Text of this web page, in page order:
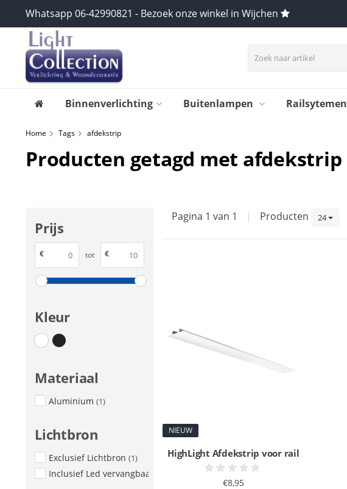
Whatsapp 06-42990821 - Bezoek onze winkel in Wijchen
Binnenverlichting Buitenlampen Railsytemen
Home Tags afdekstrip
Producten getagd met afdekstrip
Prijs
€ tot €
Kleur
Materiaal
Aluminium (1)
Lichtbron
Exclusief Lichtbron (1)
Inclusief Led vervangbaar
Pagina 1 van 1 | Producten 24
NIEUW
HighLight Afdekstrip voor rail
€8,95